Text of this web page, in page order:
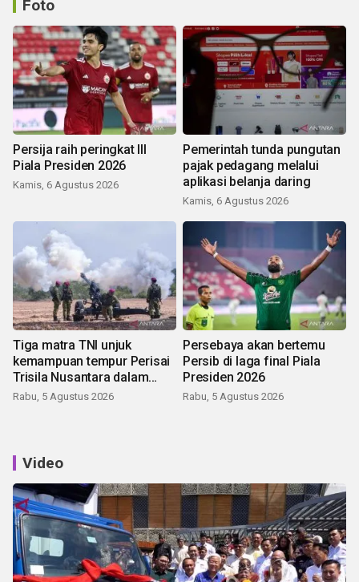
Foto
Persija raih peringkat III
Piala Presiden 2026
Kamis, 6 Agustus 2026
Pemerintah tunda pungutan
pajak pedagang melalui
aplikasi belanja daring
Kamis, 6 Agustus 2026
Tiga matra TNI unjuk
kemampuan tempur Perisai
Trisila Nusantara dalam
latihan di Kepri
Rabu, 5 Agustus 2026
Persebaya akan bertemu
Persib di laga final Piala
Presiden 2026
Rabu, 5 Agustus 2026
Video